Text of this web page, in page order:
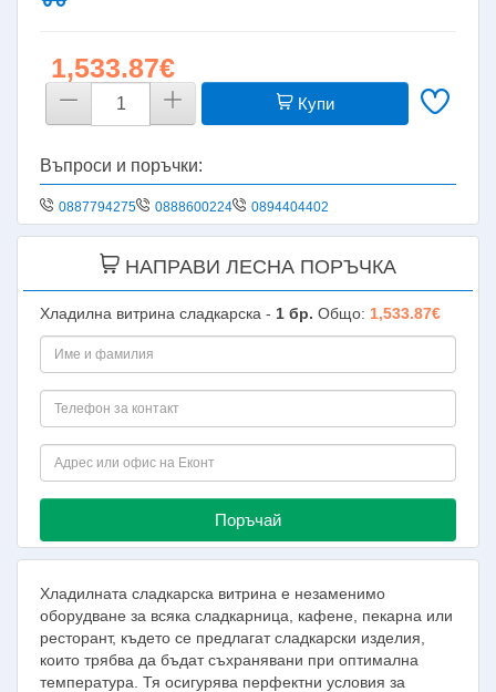
1,533.87€
Купи
Въпроси и поръчки:
0887794275 0888600224 0894404402
НАПРАВИ ЛЕСНА ПОРЪЧКА
Хладилна витрина сладкарска - 1 бр. Общо: 1,533.87€
Поръчай
Хладилната сладкарска витрина е незаменимо
оборудване за всяка сладкарница, кафене, пекарна или
ресторант, където се предлагат сладкарски изделия,
които трябва да бъдат съхранявани при оптимална
температура. Тя осигурява перфектни условия за